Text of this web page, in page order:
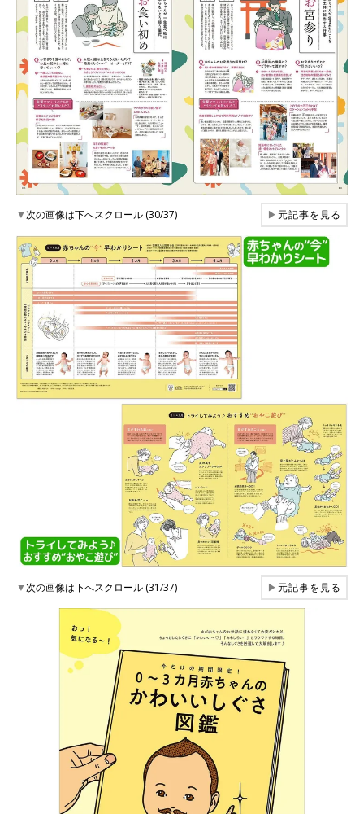
▼次の画像は下へスクロール (30/37) ▶元記事を見る
▼次の画像は下へスクロール (31/37) ▶元記事を見る